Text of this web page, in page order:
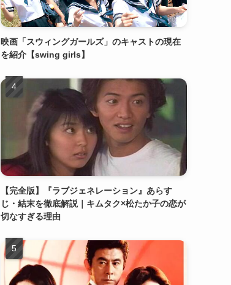
映画「スウィングガールズ」のキャストの現在
を紹介【swing girls】
【完全版】『ラブジェネレーション』あらす
じ・結末を徹底解説｜キムタク×松たか子の恋が
切なすぎる理由